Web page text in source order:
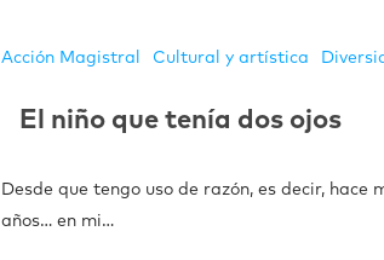
Acción Magistral Cultural y artística
El niño que tenía dos ojos
Desde que tengo uso de razón, es decir, hace
años… en mi…